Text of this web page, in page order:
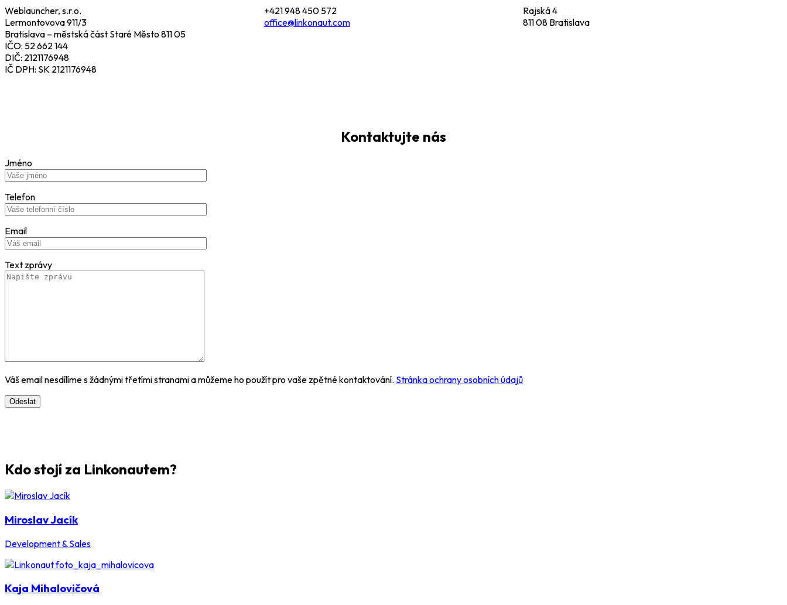
Weblauncher, s.r.o.
Lermontovova 911/3
Bratislava – městská část Staré Město 811 05
IČO: 52 662 144
DIČ: 2121176948
IČ DPH: SK 2121176948
+421 948 450 572
office@linkonaut.com
Rajská 4
811 08 Bratislava
Kontaktujte nás
Jméno
Telefon
Email
Text zprávy
Váš email nesdílíme s žádnými třetími stranami a můžeme ho použít pro vaše zpětné kontaktování. Stránka ochrany osobních údajů
Kdo stojí za Linkonautem?
Miroslav Jacík
Development & Sales
Kaja Mihalovičová